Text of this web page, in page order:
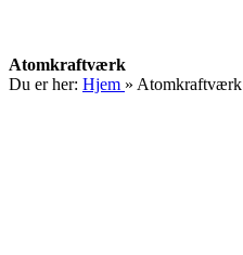
Atomkraftværk
Du er her: Hjem » Atomkraftværk